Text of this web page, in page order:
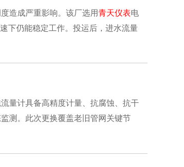
造成严重影响。该厂选用青天仪表电
下仍能稳定工作。投运后，进水流量
量计具备高精度计量、抗腐蚀、抗干
测。此次更换覆盖老旧管网关键节